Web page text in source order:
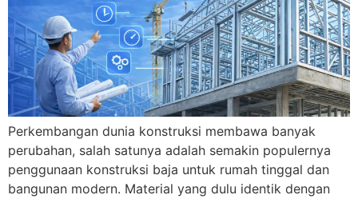
Perkembangan dunia konstruksi membawa banyak
perubahan, salah satunya adalah semakin populernya
penggunaan konstruksi baja untuk rumah tinggal dan
bangunan modern. Material yang dulu identik dengan